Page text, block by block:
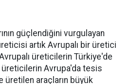
güçlendiğini vurgulayan
artık Avru­palı bir üretici
üreticile­rin Türkiye'de
üreticilerin Avru­pa'da tesis
üreti­len araçların büyük